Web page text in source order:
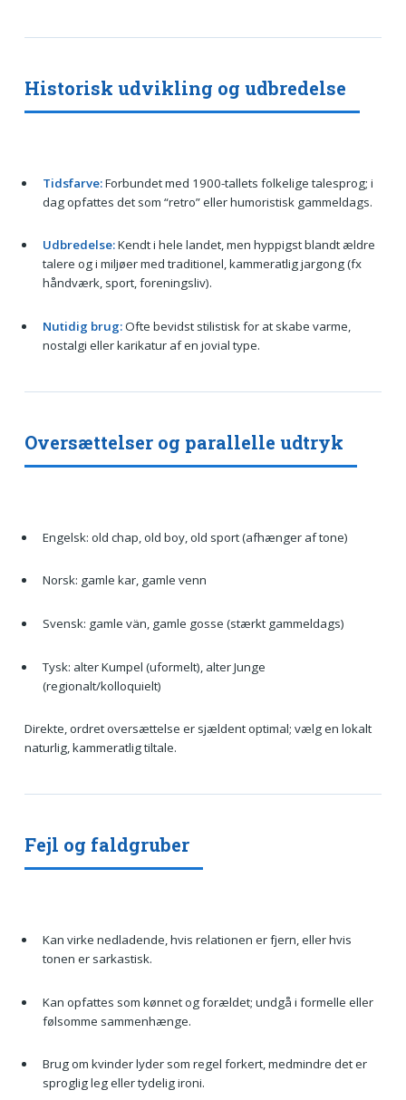
Historisk udvikling og udbredelse
Tidsfarve:Forbundet med 1900-tallets folkelige talesprog; i
dag opfattes det som “retro” eller humoristisk gammeldags.
Udbredelse:Kendt i hele landet, men hyppigst blandt ældre
talere og i miljøer med traditionel, kammeratlig jargong (fx
håndværk, sport, foreningsliv).
Nutidig brug:Ofte bevidst stilistisk for at skabe varme,
nostalgi eller karikatur af en jovial type.
Oversættelser og parallelle udtryk
Engelsk: old chap, old boy, old sport (afhænger af tone)
Norsk: gamle kar, gamle venn
Svensk: gamle vän, gamle gosse (stærkt gammeldags)
Tysk: alter Kumpel (uformelt), alter Junge
(regionalt/kolloquielt)
Direkte, ordret oversættelse er sjældent optimal; vælg en lokalt
naturlig, kammeratlig tiltale.
Fejl og faldgruber
Kan virke nedladende, hvis relationen er fjern, eller hvis
tonen er sarkastisk.
Kan opfattes som kønnet og forældet; undgå i formelle eller
følsomme sammenhænge.
Brug om kvinder lyder som regel forkert, medmindre det er
sproglig leg eller tydelig ironi.